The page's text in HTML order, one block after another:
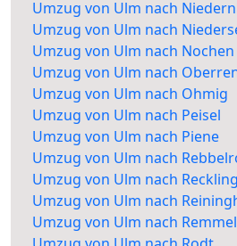
Umzug von Ulm nach
Umzug von Ulm nach
Umzug von Ulm nach Nochen
Umzug von Ulm nach
Umzug von Ulm nach Ohmig
Umzug von Ulm nach Peisel
Umzug von Ulm nach Piene
Umzug von Ulm nach
Umzug von Ulm nach
Umzug von Ulm nach
Umzug von Ulm nach